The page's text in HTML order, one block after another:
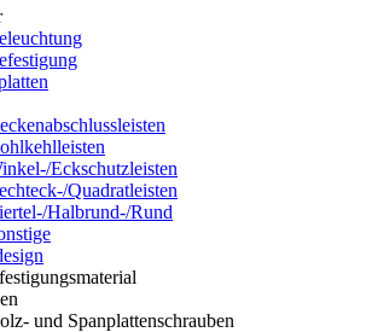
Eckschutzleisten
Quadratleisten
Halbrund-/Rund
und Spanplattenschrauben